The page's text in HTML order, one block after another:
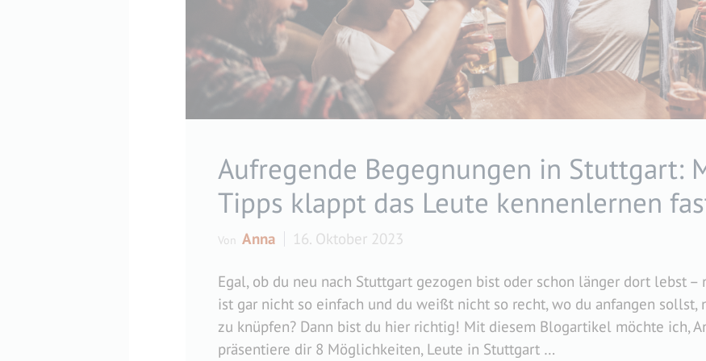
Aufregende Begegnungen in Stuttgart:
Tipps klappt das Leute kennenlernen
Von Anna 16. Oktober 2023
Egal, ob du neu nach Stuttgart gezogen bist oder schon länger dort lebst –
ist gar nicht so einfach und du weißt nicht so recht, wo du anfangen sollst,
zu knüpfen? Dann bist du hier richtig! Mit diesem Blogartikel möchte ich,
präsentiere dir 8 Möglichkeiten, Leute in Stuttgart …